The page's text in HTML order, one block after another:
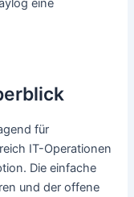
eine
für
IT-Operationen
Die einfache
und der offene